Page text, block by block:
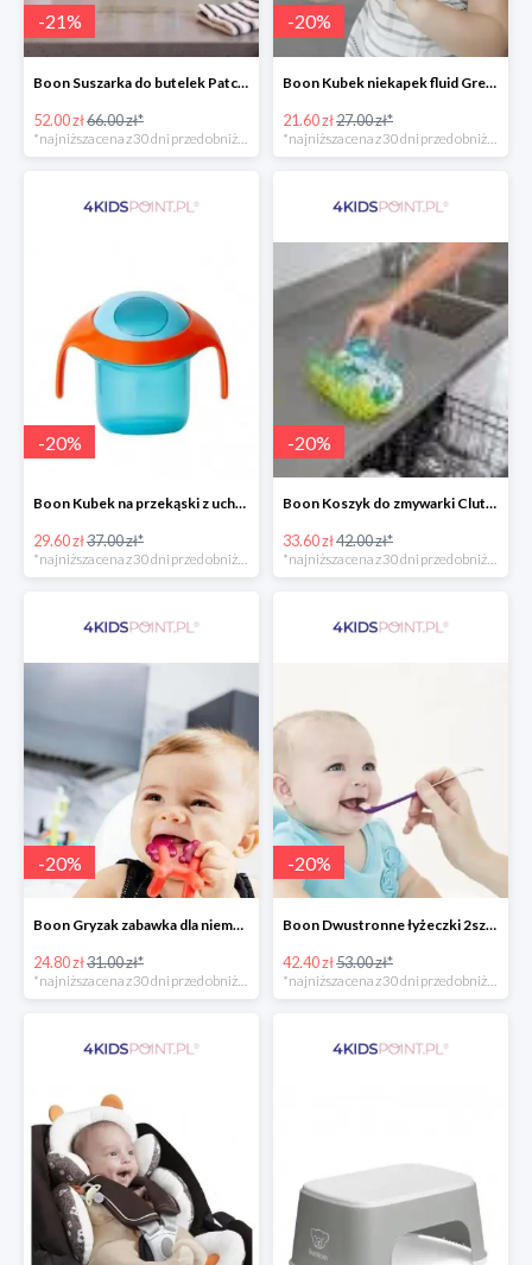
-21%
Boon Suszarka do butelek Patch -20%
52.00 zł66.00 zł*
*najniższa cena z 30 dni przed obniżką
-20%
Boon Kubek niekapek fluid Green/Blue -20%
21.60 zł27.00 zł*
*najniższa cena z 30 dni przed obniżką
-20%
Boon Kubek na przekąski z uchwytami -20%
29.60 zł37.00 zł*
*najniższa cena z 30 dni przed obniżką
-20%
Boon Koszyk do zmywarki Clutch -20%
33.60 zł42.00 zł*
*najniższa cena z 30 dni przed obniżką
-20%
Boon Gryzak zabawka dla niemowlaka jednorożec Prance -20%
24.80 zł31.00 zł*
-20%
Boon Dwustronne łyżeczki 2szt. Orange -20%
42.40 zł53.00 zł*